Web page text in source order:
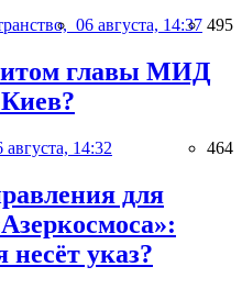
06 августа, 14:37 495
главы МИД
августа, 14:32 464
для
указ?